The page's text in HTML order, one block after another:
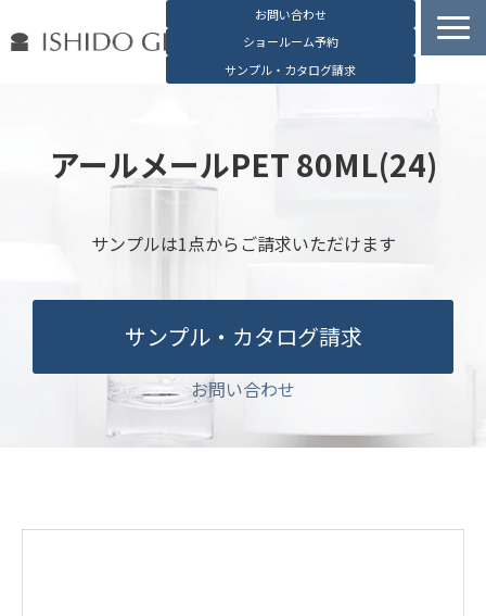
お問い合わせ
ショールーム予約
サンプル・カタログ請求
石堂硝子の特長
お役立ち資料
ブログ
会社概要
English
アールメールPET 80ML(24)
サンプルは1点からご請求いただけます
サンプル・カタログ請求
お問い合わせ